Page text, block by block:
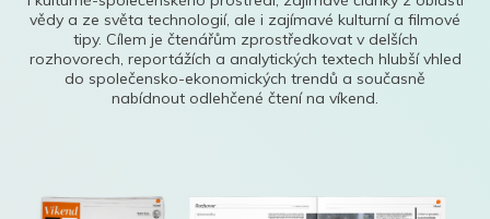
vědy a ze světa technologií, ale i zajímavé kulturní a filmové
tipy. Cílem je čtenářům zprostředkovat v delších
rozhovorech, reportážích a analytických textech hlubší vhled
do společensko-ekonomických trendů a současně
nabídnout odlehčené čtení na víkend.